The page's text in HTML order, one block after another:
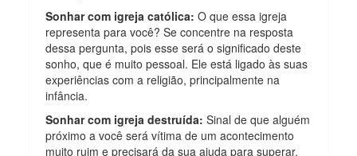
Sonhar com igreja católica: O que essa igreja
representa para você? Se concentre na resposta
dessa pergunta, pois esse será o significado deste
sonho, que é muito pessoal. Ele está ligado às suas
experiências com a religião, principalmente na
infância.
Sonhar com igreja destruída: Sinal de que alguém
próximo a você será vítima de um acontecimento
muito ruim e precisará da sua ajuda para superar.